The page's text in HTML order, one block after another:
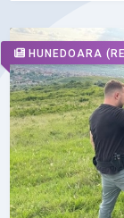
HUNEDOARA